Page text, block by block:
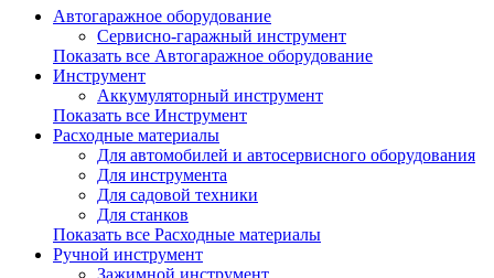
Автогаражное оборудование
Сервисно-гаражный инструмент
Показать все Автогаражное оборудование
Инструмент
Аккумуляторный инструмент
Показать все Инструмент
Расходные материалы
Для автомобилей и автосервисного оборудования
Для инструмента
Для садовой техники
Для станков
Показать все Расходные материалы
Ручной инструмент
Зажимной инструмент